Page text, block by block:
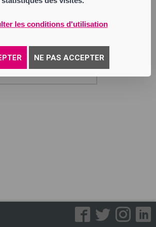
les conditions d'utilisation
NE PAS ACCEPTER
Simplifiée
du Théâtre
Saint Etienne